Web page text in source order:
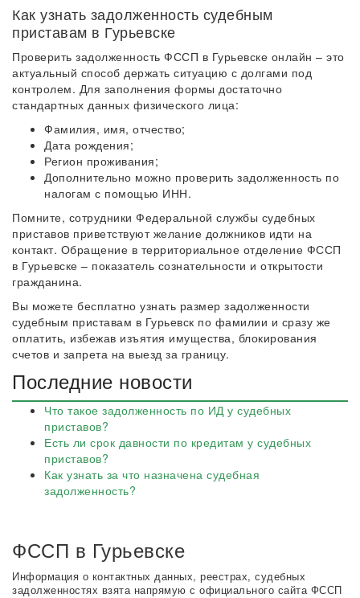
Как узнать задолженность судебным
приставам в Гурьевске
Проверить задолженность ФССП в Гурьевске онлайн – это
актуальный способ держать ситуацию с долгами под
контролем. Для заполнения формы достаточно
стандартных данных физического лица:
Фамилия, имя, отчество;
Дата рождения;
Регион проживания;
Дополнительно можно проверить задолженность по
налогам с помощью ИНН.
Помните, сотрудники Федеральной службы судебных
приставов приветствуют желание должников идти на
контакт. Обращение в территориальное отделение ФССП
в Гурьевске – показатель сознательности и открытости
гражданина.
Вы можете бесплатно узнать размер задолженности
судебным приставам в Гурьевск по фамилии и сразу же
оплатить, избежав изъятия имущества, блокирования
счетов и запрета на выезд за границу.
Последние новости
Что такое задолженность по ИД у судебных
приставов?
Есть ли срок давности по кредитам у судебных
приставов?
Как узнать за что назначена судебная
задолженность?
ФССП в Гурьевске
Информация о контактных данных, реестрах, судебных
задолженностях взята напрямую с официального сайта ФССП